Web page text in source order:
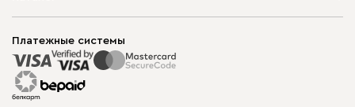
Способы оплаты
Рассрочка и кредит
Гарантия
Карта сайта
Корпусная мебель
Распродажа мебели
Платежные системы